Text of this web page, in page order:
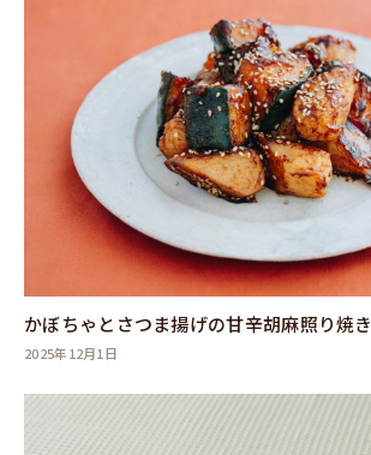
かぼちゃとさつま揚げの甘辛胡麻照り焼き
2025年12月1日